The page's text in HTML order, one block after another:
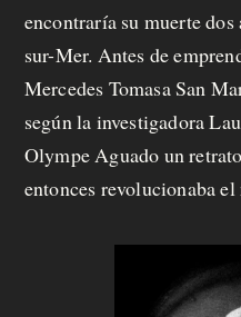
encontraría su muerte
sur-Mer. Antes de
Mercedes Tomasa San
según la investigadora
Olympe Aguado un
entonces revolucionaba